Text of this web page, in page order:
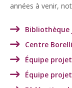
années à venir,
Bibliothèque
Centre
Équipe
Équipe